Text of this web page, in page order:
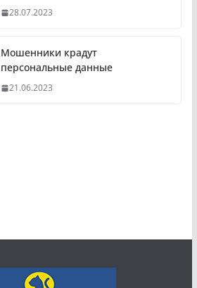
28.07.2023
Мошенники крадут
персональные данные
21.06.2023